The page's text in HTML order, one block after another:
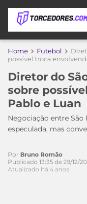
APOSTAS
DE
APOSTA
MELHORES
SITES
DE
APOSTAS
2026
COPA
DO
MUNDO
TIMES
MEU
TIME
Home Futebol
possível troca
Diretor do
sobre
Pablo e Luan
Negociação entre São
especulada, mas
Por Bruno Romão
Publicado 13:35 de 29/12/
Atualizado há 4 anos